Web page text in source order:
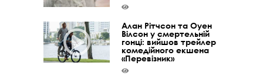
Алан Рітчсон та Оуен
Вілсон у смертельній
гонці: вийшов трейлер
комедійного екшена
«Перевізник»